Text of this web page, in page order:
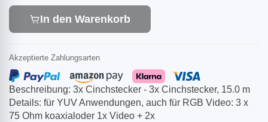
Beschreibung: 3x Cinchstecker - 3x Cinchstecker, 15.0 m
Details: für YUV Anwendungen, auch für RGB Video: 3 x
75 Ohm koaxialoder 1x Video + 2x
In den Warenkorb
Akzeptierte Zahlungsarten